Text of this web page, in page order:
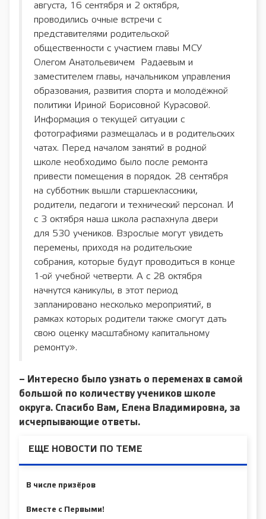
августа, 16 сентября и 2 октября,
проводились очные встречи с
представителями родительской
общественности с участием главы МСУ
Олегом Анатольевичем Радаевым и
заместителем главы, начальником управления
образования, развития спорта и молодёжной
политики Ириной Борисовной Курасовой.
Информация о текущей ситуации с
фотографиями размещалась и в родительских
чатах. Перед началом занятий в родной
школе необходимо было после ремонта
привести помещения в порядок. 28 сентября
на субботник вышли старшеклассники,
родители, педагоги и технический персонал. И
с 3 октября наша школа распахнула двери
для 530 учеников. Взрослые могут увидеть
перемены, приходя на родительские
собрания, которые будут проводиться в конце
1-ой учебной четверти. А с 28 октября
начнутся каникулы, в этот период
запланировано несколько мероприятий, в
рамках которых родители также смогут дать
свою оценку масштабному капитальному
ремонту».
– Интересно было узнать о переменах в самой
большой по количеству учеников школе
округа. Спасибо Вам, Елена Владимировна, за
исчерпывающие ответы.
ЕЩЕ НОВОСТИ ПО ТЕМЕ
В числе призёров
Вместе с Первыми!